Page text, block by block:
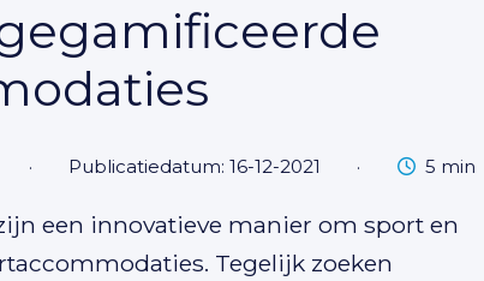
· Publicatiedatum: 16-12-2021 · Leestijd
5 min
een innovatieve manier om sport en
Tegelijk zoeken